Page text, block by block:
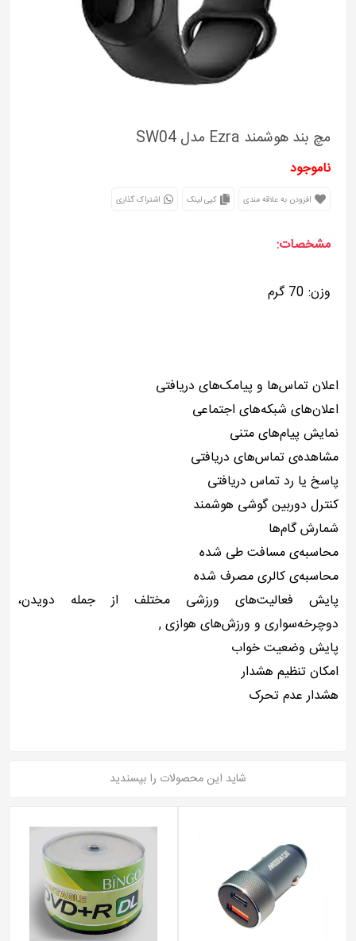
مچ بند هوشمند Ezra مدل SW04
ناموجود
افزودن به علاقه مندی کپی لینک اشتراک گذاری
مشخصات:
وزن: 70 گرم
اعلان تماس‌ها و پیامک‌های دریافتی
اعلان‌های شبکه‌های اجتماعی
نمایش پیام‌های متنی
مشاهده‌ی تماس‌های دریافتی
پاسخ یا رد تماس دریافتی
کنترل دوربین گوشی هوشمند
شمارش گام‌ها
محاسبه‌ی مسافت طی شده
محاسبه‌ی کالری مصرف شده
پایش فعالیت‌های ورزشی مختلف از جمله دویدن،
دوچرخه‌سواری و ورزش‌های هوازی ,
پایش وضعیت خواب
امکان تنظیم هشدار
هشدار عدم تحرک
شاید این محصولات را بپسندید